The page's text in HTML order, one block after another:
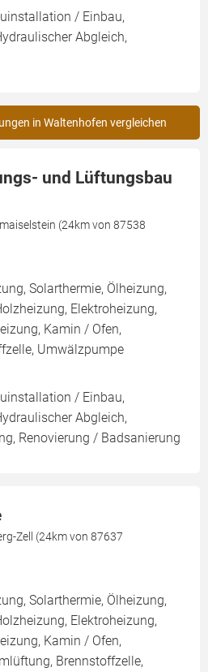
/ Einbau,
Abgleich,
in Waltenhofen vergleichen
und Lüftungsbau
(24km von 87538
Solarthermie, Ölheizung,
Elektroheizung,
Kamin / Ofen,
Umwälzpumpe
/ Einbau,
Abgleich,
Renovierung / Badsanierung
Zell (24km von 87637
Solarthermie, Ölheizung,
Elektroheizung,
Kamin / Ofen,
Brennstoffzelle,